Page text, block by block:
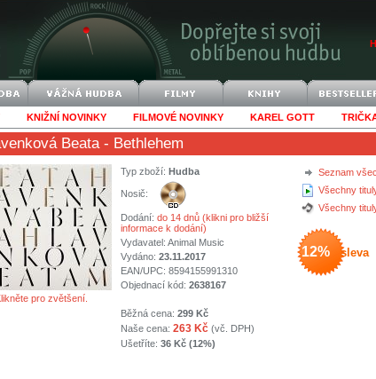
KNIŽNÍ NOVINKY FILMOVÉ NOVINKY KAREL GOTT
Beata- Bethlehem
pro zvětšení.
Seznam
Všechny
Všechny
12% sleva
Typ zboží: Hudba
Nosič:
Dodání: do 14 dnů (klikni pro bližší
informace k dodání)
Vydavatel: Animal Music
Vydáno: 23.11.2017
EAN/UPC: 8594155991310
Objednací kód: 2638167
Běžná cena: 299 Kč
Naše cena: 263 Kč (vč. DPH)
Ušetříte: 36 Kč (12%)